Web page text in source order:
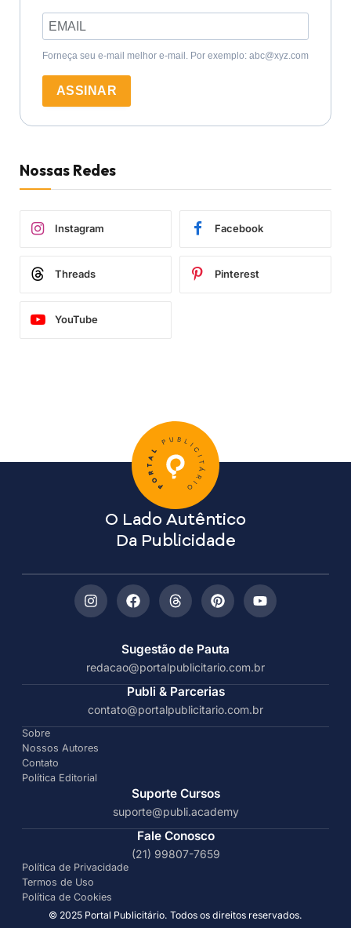
Forneça seu e-mail melhor e-mail. Por exemplo: abc@xyz.com
ASSINAR
Nossas Redes
Instagram Facebook
Threads Pinterest
YouTube
Sugestão de Pauta
redacao@portalpublicitario.com.br
Publi & Parcerias
contato@portalpublicitario.com.br
Sobre
Nossos Autores
Contato
Política Editorial
O Lado Autêntico
Da Publicidade
Suporte Cursos
suporte@publi.academy
Fale Conosco
(21) 99807-7659
Política de Privacidade
Termos de Uso
Política de Cookies
© 2025 Portal Publicitário. Todos os direitos reservados.